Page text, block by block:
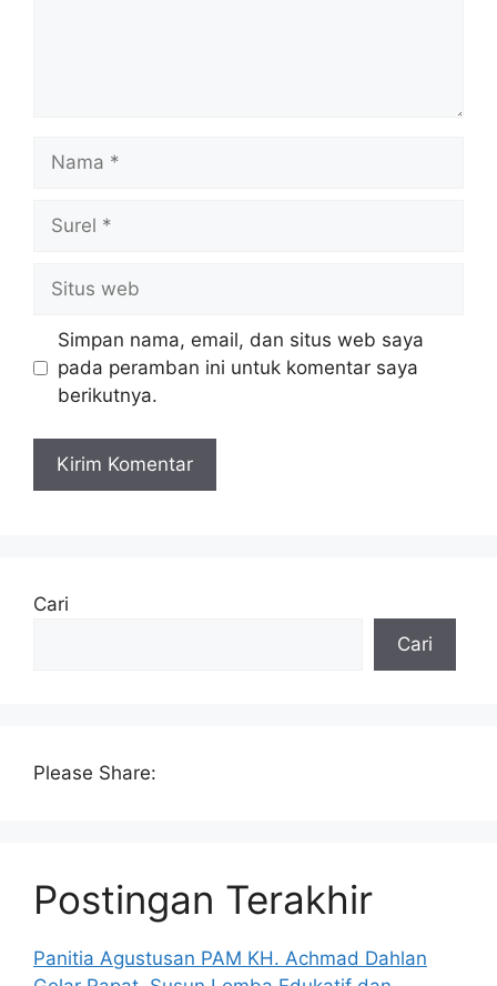
Nama
Surel
Situs
web
Simpan nama, email, dan situs web saya
pada peramban ini untuk komentar saya
berikutnya.
Cari
Cari
Please Share:
Postingan Terakhir
Panitia Agustusan PAM KH. Achmad Dahlan